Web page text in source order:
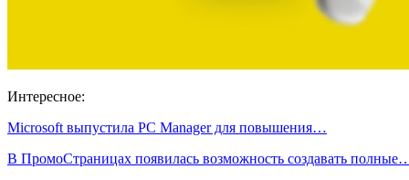
Интересное:
Microsoft выпустила PC Manager для повышения…
В ПромоСтраницах появилась возможность создавать